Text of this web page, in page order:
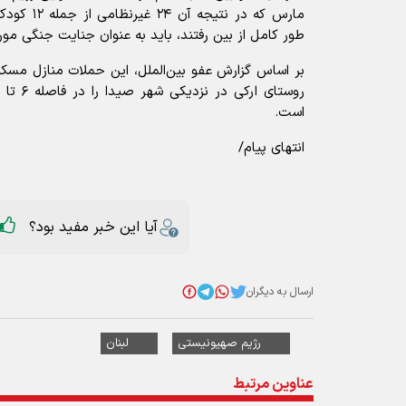
مارس که
طور کامل از بین رفتند، باید به عنوان جنایت جنگی
بر اساس گزارش عفو بین‌الملل، این حملات منازل
است.
انتهای پیام/
آیا این خبر مفید بود؟
ارسال به دیگران
رژیم صهیونیستی لبنان
عناوین مرتبط